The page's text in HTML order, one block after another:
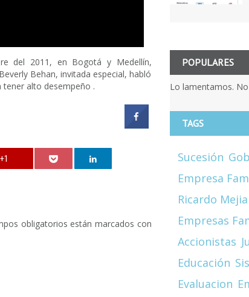
del 2011, en Bogotá y Medellín,
Behan, invitada especial, habló
tener alto desempeño .
+1
obligatorios están marcados con
POPULARES
Lo lamentamos.
TAGS
Sucesión
Empresa
Ricardo
Empresas
Accionistas
Educación
Evaluacion